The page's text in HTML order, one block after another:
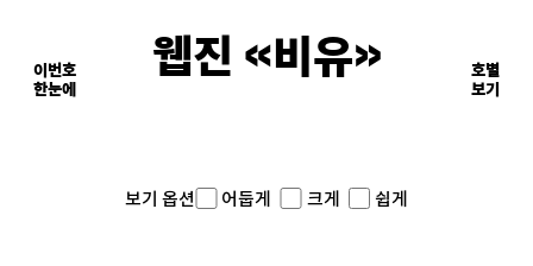
웹진 《비유》
이면의 장면들
이번호
한눈에
호별
보기
보기 옵션 어둡게 크게 쉽게